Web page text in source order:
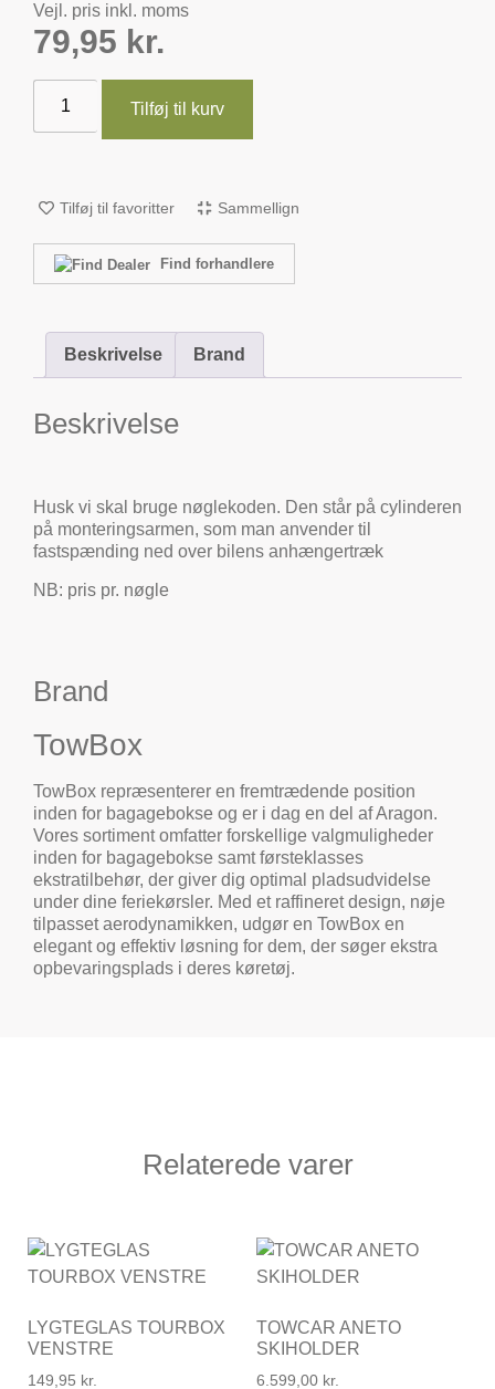
Vejl. pris inkl. moms
79,95 kr.
Tilføj til kurv
Tilføj til favoritter Sammellign
Find forhandlere
Beskrivelse Brand
Beskrivelse
Husk vi skal bruge nøglekoden. Den står på cylinderen
på monteringsarmen, som man anvender til
fastspænding ned over bilens anhængertræk
NB: pris pr. nøgle
Brand
TowBox
TowBox repræsenterer en fremtrædende position
inden for bagagebokse og er i dag en del af Aragon.
Vores sortiment omfatter forskellige valgmuligheder
inden for bagagebokse samt førsteklasses
ekstratilbehør, der giver dig optimal pladsudvidelse
under dine feriekørsler. Med et raffineret design, nøje
tilpasset aerodynamikken, udgør en TowBox en
elegant og effektiv løsning for dem, der søger ekstra
opbevaringsplads i deres køretøj.
Relaterede varer
LYGTEGLAS TOURBOX
VENSTRE
149,95 kr.
TOWCAR ANETO
SKIHOLDER
6.599,00 kr.